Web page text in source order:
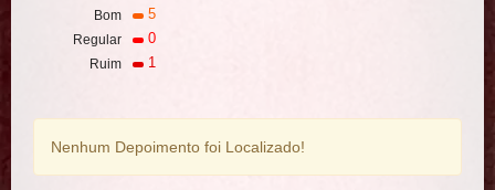
Bom 5
Regular 0
Ruim 1
Nenhum Depoimento foi Localizado!